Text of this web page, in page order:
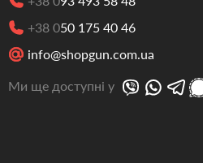
+38 050 175 40 46
info@shopgun.com.ua
Ми ще доступні у